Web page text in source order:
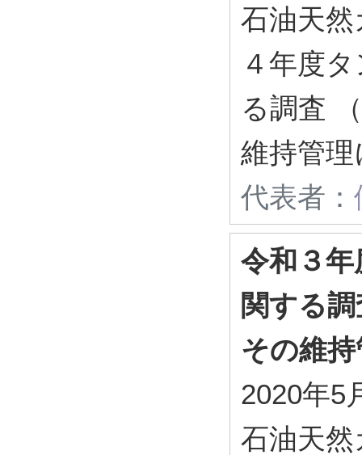
石油天
４年度
る調査
維持管
代表者：
令和３
関する
その維
2020年5
石油天